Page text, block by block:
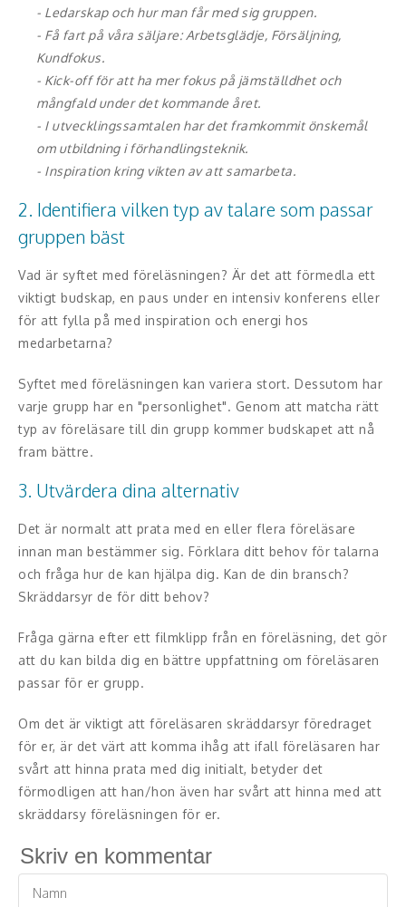
Komiker
Konst
Middagsunderhållning
Musiker
Something a Little Different
Affärsnytta
Kända personer
Företagsledare
Författare
Idrottare och äventyrare
Alla talare
Alla ämnen
- Ledarskap och hur man får med sig gruppen.
- Få fart på våra säljare: Arbetsglädje, Försäljning,
Kundfokus.
- Kick-off för att ha mer fokus på jämställdhet och
mångfald under det kommande året.
- I utvecklingssamtalen har det framkommit önskemål
om utbildning i förhandlingsteknik.
- Inspiration kring vikten av att samarbeta.
2. Identifiera vilken typ av talare som passar
gruppen bäst
Vad är syftet med föreläsningen? Är det att förmedla ett
viktigt budskap, en paus under en intensiv konferens eller
för att fylla på med inspiration och energi hos
medarbetarna?
Syftet med föreläsningen kan variera stort. Dessutom har
varje grupp har en "personlighet". Genom att matcha rätt
typ av föreläsare till din grupp kommer budskapet att nå
fram bättre.
3. Utvärdera dina alternativ
Det är normalt att prata med en eller flera föreläsare
innan man bestämmer sig. Förklara ditt behov för talarna
och fråga hur de kan hjälpa dig. Kan de din bransch?
Skräddarsyr de för ditt behov?
Fråga gärna efter ett filmklipp från en föreläsning, det gör
att du kan bilda dig en bättre uppfattning om föreläsaren
passar för er grupp.
Om det är viktigt att föreläsaren skräddarsyr föredraget
för er, är det värt att komma ihåg att ifall föreläsaren har
svårt att hinna prata med dig initialt, betyder det
förmodligen att han/hon även har svårt att hinna med att
skräddarsy föreläsningen för er.
Skriv en kommentar